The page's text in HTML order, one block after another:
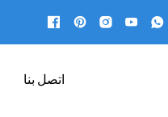
اتصل بنا